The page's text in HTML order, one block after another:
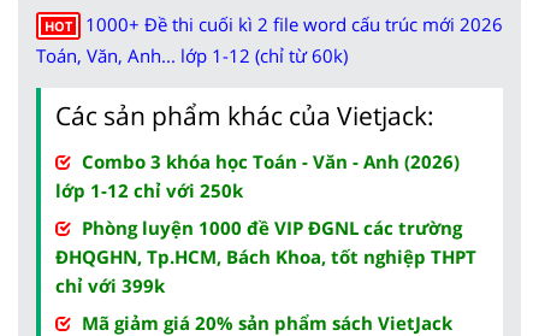
HOT
1000+ Đề thi cuối kì 2 file word cấu trúc mới 2026
Toán, Văn, Anh... lớp 1-12 (chỉ từ 60k)
Các sản phẩm khác của Vietjack:
Combo 3 khóa học Toán - Văn - Anh (2026)
lớp 1-12 chỉ với 250k
Phòng luyện 1000 đề VIP ĐGNL các trường
ĐHQGHN, Tp.HCM, Bách Khoa, tốt nghiệp THPT
chỉ với 399k
Mã giảm giá 20% sản phẩm sách VietJack